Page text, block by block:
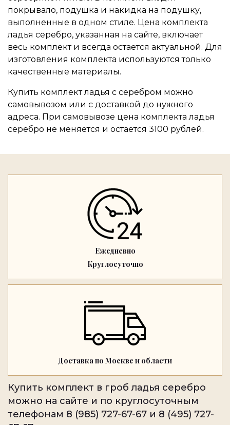
покрывало, подушка и накидка на подушку,
выполненные в одном стиле. Цена комплекта
ладья серебро, указанная на сайте, включает
весь комплект и всегда остается актуальной. Для
изготовления комплекта используются только
качественные материалы.
Купить комплект ладья с серебром можно
самовывозом или с доставкой до нужного
адреса. При самовывозе цена комплекта ладья
серебро не меняется и остается 3100 рублей.
Ежедневно
Круглосуточно
Доставка по Москве и области
Купить комплект в гроб ладья серебро
можно на сайте и по круглосуточным
телефонам 8 (985) 727-67-67 и 8 (495) 727-